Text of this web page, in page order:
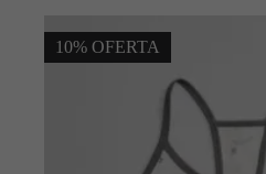
10% OFERTA